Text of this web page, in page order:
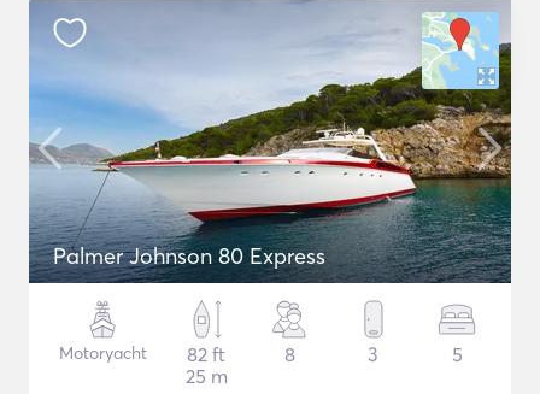
Palmer Johnson 80 Express
Motoryacht
82 ft
25 m
8 3 5